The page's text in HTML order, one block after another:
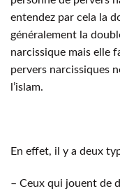
entendez par cela la
généralement la
narcissique mais elle
pervers narcissiques
l’islam.
En effet, il y a deux
– Ceux qui jouent de